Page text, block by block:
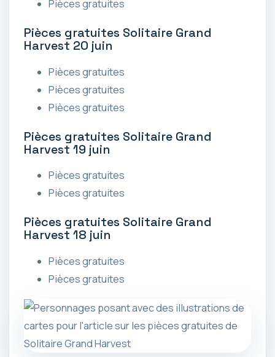
Pièces gratuites
Pièces gratuites Solitaire Grand
Harvest 20 juin
Pièces gratuites
Pièces gratuites
Pièces gratuites
Pièces gratuites Solitaire Grand
Harvest 19 juin
Pièces gratuites
Pièces gratuites
Pièces gratuites Solitaire Grand
Harvest 18 juin
Pièces gratuites
Pièces gratuites